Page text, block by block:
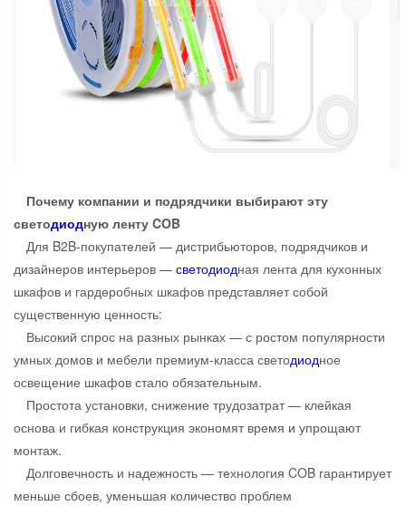
Почему компании и подрядчики выбирают эту
светодиодную ленту COB
Для B2B-покупателей — дистрибьюторов, подрядчиков и
дизайнеров интерьеров — светодиодная лента для кухонных
шкафов и гардеробных шкафов представляет собой
существенную ценность:
Высокий спрос на разных рынках — с ростом популярности
умных домов и мебели премиум-класса светодиодное
освещение шкафов стало обязательным.
Простота установки, снижение трудозатрат — клейкая
основа и гибкая конструкция экономят время и упрощают
монтаж.
Долговечность и надежность — технология COB гарантирует
меньше сбоев, уменьшая количество проблем